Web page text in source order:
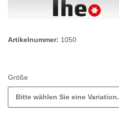
Artikelnummer: 1050
Größe
Bitte wählen Sie eine Variation.